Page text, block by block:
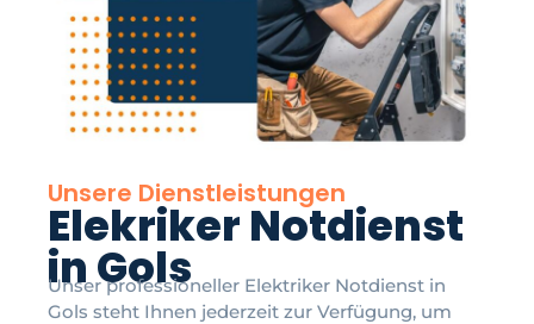
Unsere Dienstleistungen
Elekriker Notdienst
in Gols
Unser professioneller Elektriker Notdienst in
Gols steht Ihnen jederzeit zur Verfügung, um